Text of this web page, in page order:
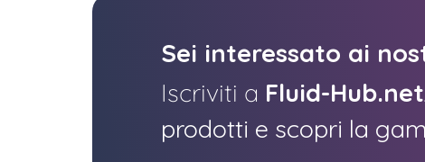
Sei interessato ai
Iscriviti a Fluid-
prodotti e scopri la